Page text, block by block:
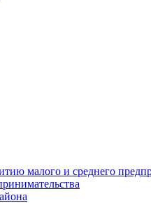
малого и среднего